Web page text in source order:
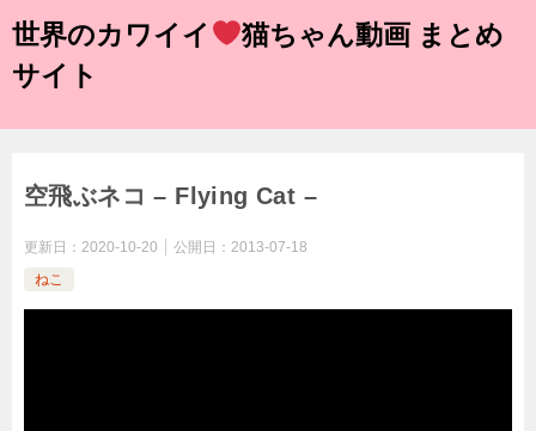
世界のカワイイ
猫ちゃん動画 まとめ
サイト
空飛ぶネコ – Flying Cat –
更新日： 2020-10-20 公開日： 2013-07-18
ねこ